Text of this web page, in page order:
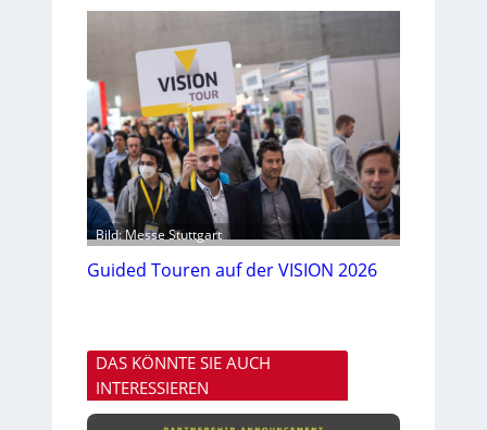
Bild: Messe Stuttgart
Guided Touren auf der VISION 2026
DAS KÖNNTE SIE AUCH
INTERESSIEREN